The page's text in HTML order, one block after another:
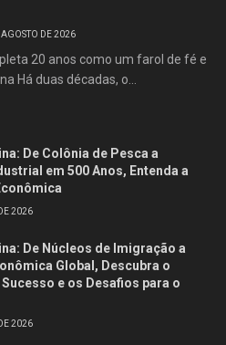
AGOSTO DE 2026
20 anos como um farol de fé e
Há duas décadas, o...
De Colônia de Pesca a
em 500 Anos, Entenda a
2026
De Núcleos de Imigração a
Global, Descubra o
e os Desafios para o
2026